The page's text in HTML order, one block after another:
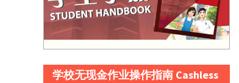
学校无现金作业操作指南 Cashless